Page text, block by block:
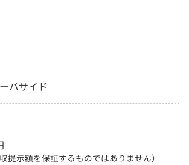
バサイド
提示額を保証するものではありません）